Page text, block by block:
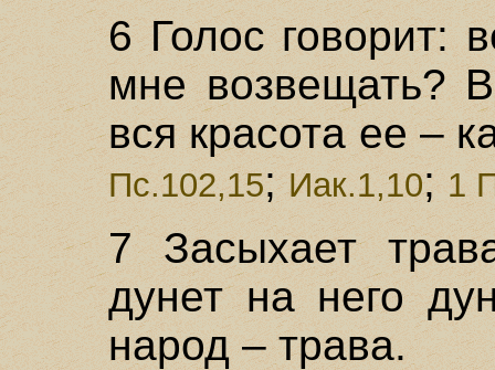
6 Голос говорит:
мне возвещать?
вся красота ее –
Пс.102,15;Иак.1,10; 1
7 Засыхает
дунет на него
народ – трава.